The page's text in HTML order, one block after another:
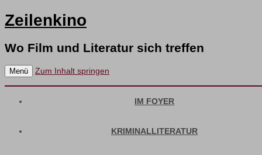
Zeilenkino
Wo Film und Literatur sich treffen
Menü Zum Inhalt springen
IM FOYER
KRIMINALLITERATUR